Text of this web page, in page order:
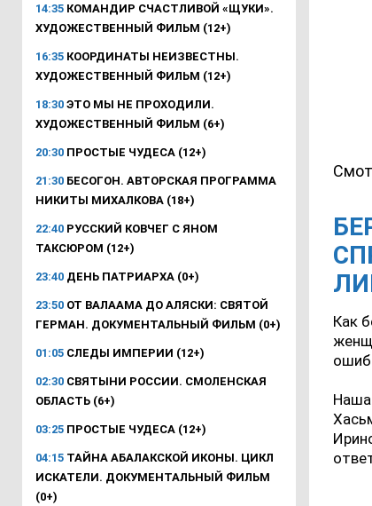
14:35 КОМАНДИР СЧАСТЛИВОЙ «ЩУКИ».
ХУДОЖЕСТВЕННЫЙ ФИЛЬМ (12+)
16:35 КООРДИНАТЫ НЕИЗВЕСТНЫ.
ХУДОЖЕСТВЕННЫЙ ФИЛЬМ (12+)
18:30 ЭТО МЫ НЕ ПРОХОДИЛИ.
ХУДОЖЕСТВЕННЫЙ ФИЛЬМ (6+)
20:30 ПРОСТЫЕ ЧУДЕСА (12+)
21:30 БЕСОГОН. АВТОРСКАЯ ПРОГРАММА
НИКИТЫ МИХАЛКОВА (18+)
22:40 РУССКИЙ КОВЧЕГ С ЯНОМ
ТАКСЮРОМ (12+)
23:40 ДЕНЬ ПАТРИАРХА (0+)
23:50 ОТ ВАЛААМА ДО АЛЯСКИ: СВЯТОЙ
ГЕРМАН. ДОКУМЕНТАЛЬНЫЙ ФИЛЬМ (0+)
01:05 СЛЕДЫ ИМПЕРИИ (12+)
02:30 СВЯТЫНИ РОССИИ. СМОЛЕНСКАЯ
ОБЛАСТЬ (6+)
03:25 ПРОСТЫЕ ЧУДЕСА (12+)
04:15 ТАЙНА АБАЛАКСКОЙ ИКОНЫ. ЦИКЛ
ИСКАТЕЛИ. ДОКУМЕНТАЛЬНЫЙ ФИЛЬМ
(0+)
Как
Наша